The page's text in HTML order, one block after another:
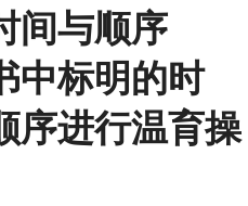
间与顺序
中标明的时
序进行温育操